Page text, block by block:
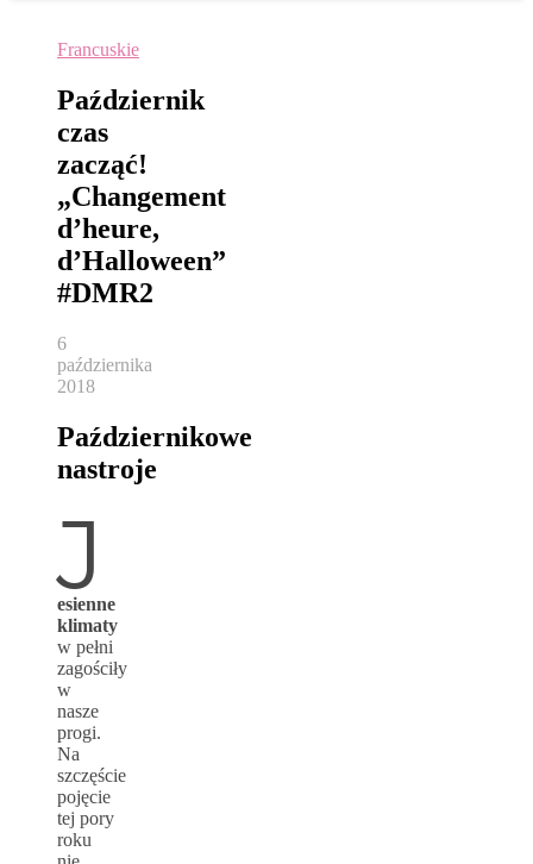
Francuskie
Październik
czas
zacząć!
„Changement
d’heure,
d’Halloween”
#DMR2
6
października
2018
Październikowe
nastroje
J
esienne
klimaty
w pełni
zagościły
w
nasze
progi.
Na
szczęście
pojęcie
tej pory
roku